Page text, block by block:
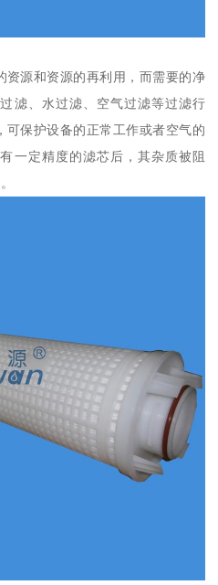
资源和资源的再利用，而需要的净
滤、水过滤、空气过滤等过滤行
可保护设备的正常工作或者空气的
一定精度的滤芯后，其杂质被阻